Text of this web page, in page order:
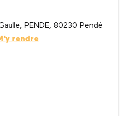
PENDE, 80230 Pendé
rendre